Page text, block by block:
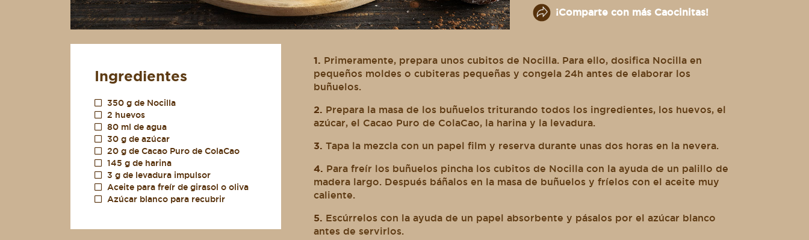
¡Comparte con más Caocinitas!
Ingredientes
350 g de Nocilla
2 huevos
80 ml de agua
30 g de azúcar
20 g de Cacao Puro de ColaCao
145 g de harina
3 g de levadura impulsor
Aceite para freír de girasol o oliva
Azúcar blanco para recubrir
1. Primeramente, prepara unos cubitos de Nocilla. Para ello, dosifica Nocilla en
pequeños moldes o cubiteras pequeñas y congela 24h antes de elaborar los
buñuelos.
2. Prepara la masa de los buñuelos triturando todos los ingredientes, los huevos, el
azúcar, el Cacao Puro de ColaCao, la harina y la levadura.
3. Tapa la mezcla con un papel film y reserva durante unas dos horas en la nevera.
4. Para freír los buñuelos pincha los cubitos de Nocilla con la ayuda de un palillo de
madera largo. Después báñalos en la masa de buñuelos y fríelos con el aceite muy
caliente.
5. Escúrrelos con la ayuda de un papel absorbente y pásalos por el azúcar blanco
antes de servirlos.